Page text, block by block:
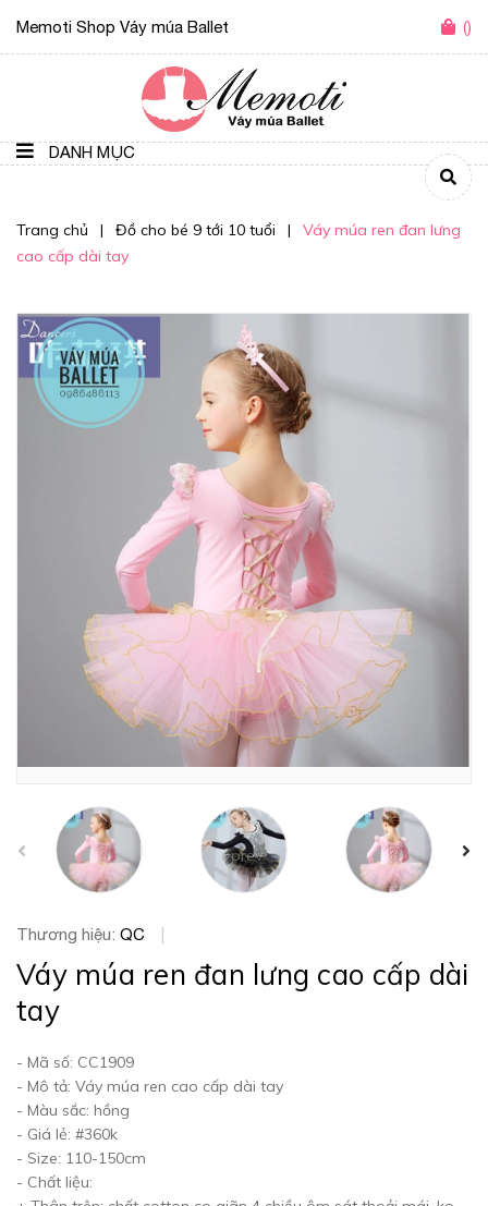
Memoti Shop Váy múa Ballet ()
DANH MỤC
Trang chủ | Đồ cho bé 9 tới 10 tuổi |
Váy múa ren đan lưng
cao cấp dài tay
prev
Thương hiệu: QC
Váy múa ren đan lưng cao cấp dài
tay
- Mã số: CC1909
- Mô tả: Váy múa ren cao cấp dài tay
- Màu sắc: hồng
- Giá lẻ: #360k
- Size: 110-150cm
- Chất liệu: